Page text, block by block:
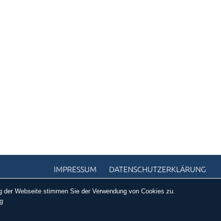
IMPRESSUM DATENSCHUTZERKLÄRUNG
Webseite stimmen Sie der Verwendung von Cookies zu.